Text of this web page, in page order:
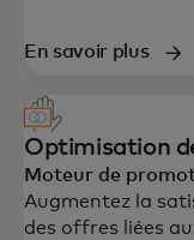
En savoir plus
Optimisation
Moteur de
Augmentez la
des offres liées